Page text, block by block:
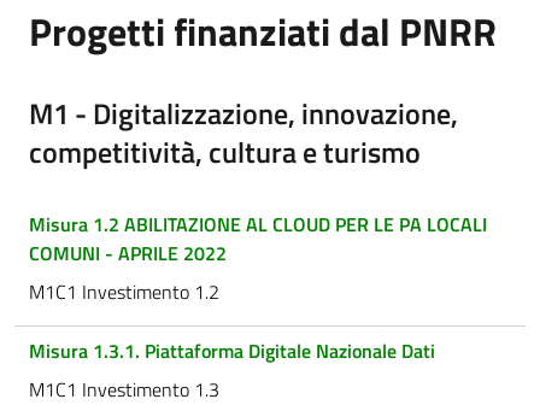
Progetti finanziati dal PNRR
M1 - Digitalizzazione, innovazione,
competitività, cultura e turismo
Misura 1.2 ABILITAZIONE AL CLOUD PER LE PA LOCALI
COMUNI - APRILE 2022
M1C1 Investimento 1.2
Misura 1.3.1. Piattaforma Digitale Nazionale Dati
M1C1 Investimento 1.3